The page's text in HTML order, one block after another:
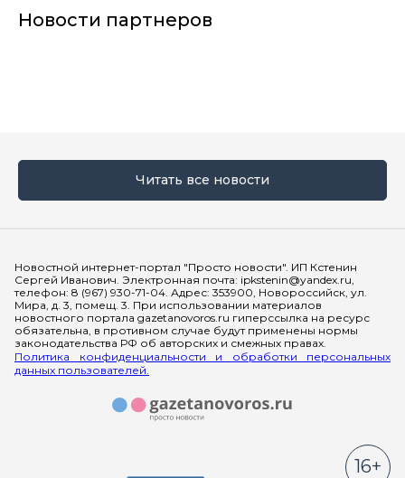
Новости партнеров
Читать все новости
Новостной интернет-портал "Просто новости". ИП Кстенин
Сергей Иванович. Электронная почта: ipkstenin@yandex.ru,
телефон: 8 (967) 930-71-04. Адрес: 353900, Новороссийск, ул.
Мира, д. 3, помещ. 3. При использовании материалов
новостного портала gazetanovoros.ru гиперссылка на ресурс
обязательна, в противном случае будут применены нормы
законодательства РФ об авторских и смежных правах.
Политика конфиденциальности и обработки персональных
данных пользователей.
16+